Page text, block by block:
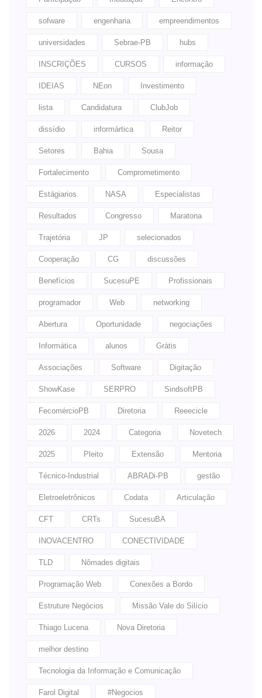
sofware engenharia empreendimentos
universidades Sebrae-PB hubs
INSCRIÇÕES CURSOS informação
IDEIAS NEon Investimento
lista Candidatura ClubJob
dissídio informártica Reitor
Setores Bahia Sousa
Fortalecimento Comprometimento
Estágiarios NASA Especialistas
Resultados Congresso Maratona
Trajetória JP selecionados
Cooperação CG discussões
Benefícios SucesuPE Profissionais
programador Web networking
Abertura Oportunidade negociações
Informática alunos Grátis
Associações Software Digitação
ShowKase SERPRO SindsoftPB
FecomércioPB Diretoria Reeecicle
2026 2024 Categoria Novetech
2025 Pleito Extensão Mentoria
Técnico-Industrial ABRADi-PB gestão
Eletroeletrônicos Codata Articulação
CFT CRTs SucesuBA
INOVACENTRO CONECTIVIDADE
TLD Nômades digitais
Programação Web Conexões a Bordo
Estruture Negócios Missão Vale do Silício
Thiago Lucena Nova Diretoria
melhor destino
Tecnologia da Informação e Comunicação
Farol Digital #Negocios